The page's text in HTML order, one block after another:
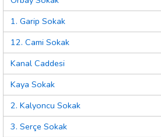
1. Garip Sokak
12. Cami Sokak
Kanal Caddesi
Kaya Sokak
2. Kalyoncu Sokak
3. Serçe Sokak